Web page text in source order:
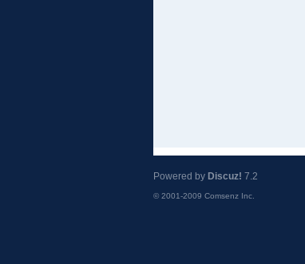
Powered by Discuz! 7.2
© 2001-2009 Comsenz Inc.